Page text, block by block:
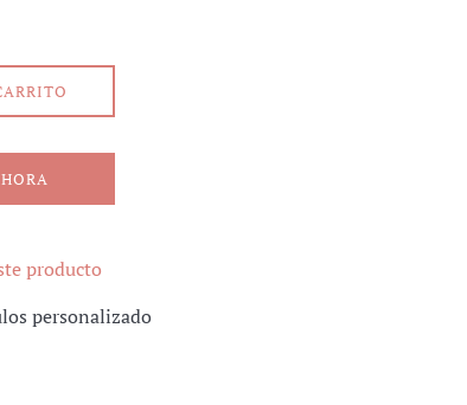
producto
personalizado